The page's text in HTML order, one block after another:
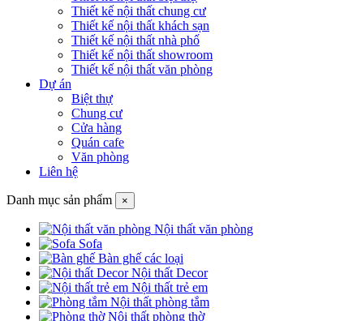
Thiết kế nội thất chung cư
Thiết kế nội thất khách sạn
Thiết kế nội thất nhà phố
Thiết kế nội thất showroom
Thiết kế nội thất văn phòng
Dự án
Biệt thự
Chung cư
Cửa hàng
Quán cafe
Văn phòng
Liên hệ
Danh mục sản phẩm ×
Nội thất văn phòng
Sofa
Bàn ghế các loại
Nội thất Decor
Nội thất trẻ em
Nội thất phòng tắm
Nội thất phòng thờ